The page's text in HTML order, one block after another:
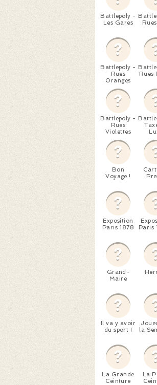
Battlepoly -
Les Gares
Battlepoly -
Rues
Oranges
Rues
Battlepoly -
Rues
Violettes
Bon
Voyage !
Exposition
Paris 1878
Paris
Grand-
Maire
Il va y avoir
du sport !
la
La Grande
Ceinture
La